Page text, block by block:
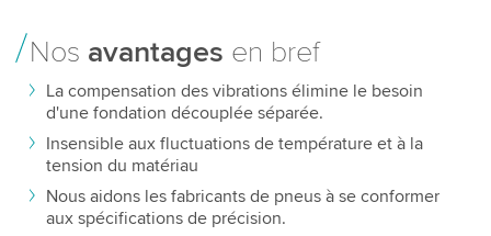
Nos avantages en bref
La compensation des vibrations élimine le besoin
d'une fondation découplée séparée.
Insensible aux fluctuations de température et à la
tension du matériau
Nous aidons les fabricants de pneus à se conformer
aux spécifications de précision.